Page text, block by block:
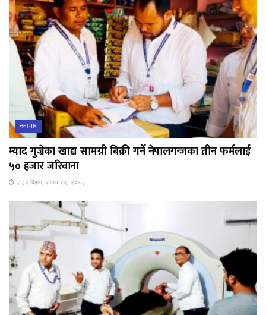
समाचार
म्याद गुज्रेका खाद्य सामग्री बिक्री गर्ने नेपालगन्जका तीन फर्मलाई
५० हजार जरिवाना
६:३२ बिहान, साउन २२, २०८३